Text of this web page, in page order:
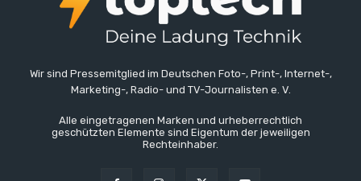
Wir sind Pressemitglied im Deutschen Foto-, Print-, Internet-,
Marketing-, Radio- und TV-Journalisten e. V.
Alle eingetragenen Marken und urheberrechtlich
geschützten Elemente sind Eigentum der jeweiligen
Rechteinhaber.